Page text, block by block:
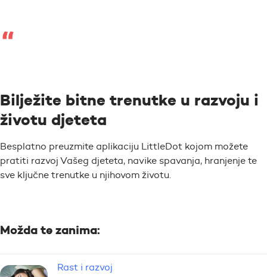
Bilježite bitne trenutke u razvoju i
životu djeteta
Besplatno preuzmite aplikaciju LittleDot kojom možete
pratiti razvoj Vašeg djeteta, navike spavanja, hranjenje te
sve ključne trenutke u njihovom životu.
Možda te zanima:
Rast i razvoj